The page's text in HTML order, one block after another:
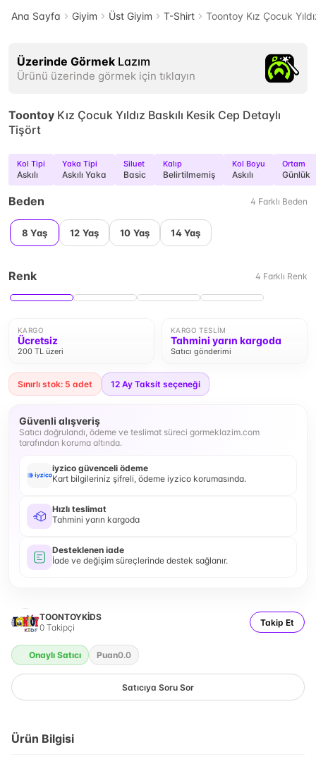
Ana Sayfa Giyim Üst Giyim T-Shirt Toontoy Kız Çocuk
Üzerinde Görmek Lazım
Ürünü üzerinde görmek için tıklayın
Toontoy Kız Çocuk Yıldız Baskılı Kesik Cep Detaylı
Tişört
Kol Tipi
Askılı
Yaka Tipi
Askılı Yaka
Siluet
Basic
Kalıp
Belirtilmemiş
Kol Boyu
Askılı
Ortam
Günlük
Beden 4 Farklı Beden
8 Yaş 12 Yaş 10 Yaş 14 Yaş
Renk 4 Farklı Renk
KARGO
Ücretsiz
200 TL üzeri
KARGO TESLIM
Tahmini yarın kargoda
Satıcı gönderimi
Sınırlı stok: 5 adet 12 Ay Taksit seçeneği
Güvenli alışveriş
Satıcı doğrulandı, ödeme ve teslimat süreci gormeklazim.com
tarafından koruma altında.
iyzico güvenceli ödeme
Kart bilgileriniz şifreli, ödeme iyzico korumasında.
Hızlı teslimat
Tahmini yarın kargoda
Desteklenen iade
İade ve değişim süreçlerinde destek sağlanır.
TOONTOYKİDS
0 Takipçi Takip Et
Onaylı Satıcı Puan0.0
Satıcıya Soru Sor
Ürün Bilgisi